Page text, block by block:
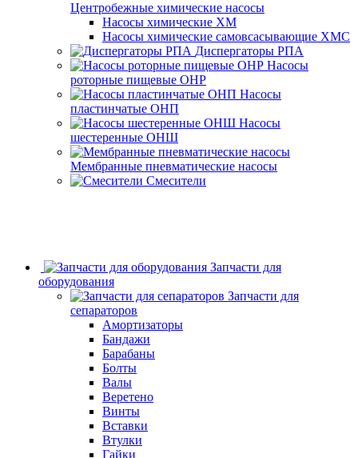
Центробежные химические насосы
Насосы химические ХМ
Насосы химические самовсасывающие ХМС
Диспергаторы РПА
Насосы
роторные пищевые ОНР
Насосы
пластинчатые ОНП
Насосы
шестеренные ОНШ
Мембранные пневматические насосы
Смесители
Запчасти для
оборудования
Запчасти для
сепараторов
Амортизаторы
Бандажи
Барабаны
Болты
Валы
Веретено
Винты
Вставки
Втулки
Гайки